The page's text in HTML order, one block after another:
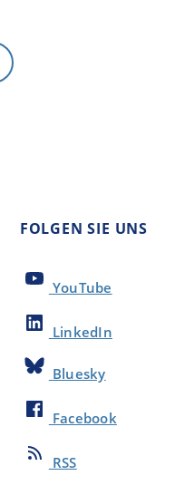
FOLGEN SIE UNS
YouTube
LinkedIn
Bluesky
Facebook
RSS